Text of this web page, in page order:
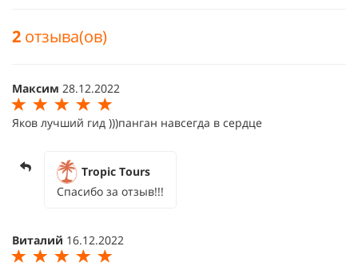
2 отзыва(ов)
Максим 28.12.2022
Яков лучший гид )))панган навсегда в сердце
Tropic Tours
Спасибо за отзыв!!!
Виталий 16.12.2022